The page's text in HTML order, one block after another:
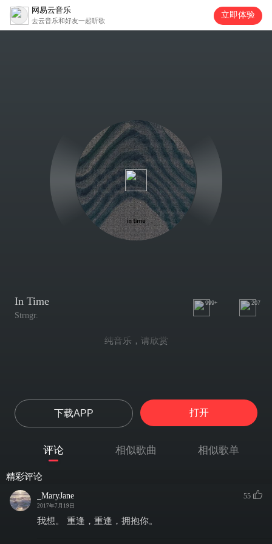
网易云音乐
去云音乐和好友一起听歌
立即体验
In Time
Strngr.
999+ 207
纯音乐，请欣赏
下载APP 打开
评论 相似歌曲 相似歌单
精彩评论
_MaryJane
2017年7月19日
55
我想。 重逢，重逢，拥抱你。